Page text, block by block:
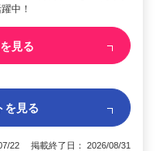
中！
見る
を見る
22 掲載終了日： 2026/08/31